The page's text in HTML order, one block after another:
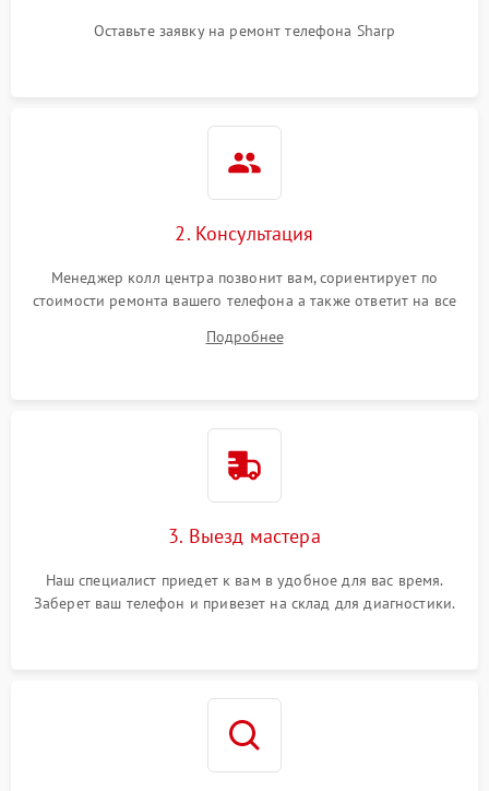
Оставьте заявку на ремонт телефона Sharp
2. Консультация
Менеджер колл центра позвонит вам, сориентирует по
стоимости ремонта вашего телефона а также ответит на все
Подробнее
3. Выезд мастера
Наш специалист приедет к вам в удобное для вас время.
Заберет ваш телефон и привезет на склад для диагностики.